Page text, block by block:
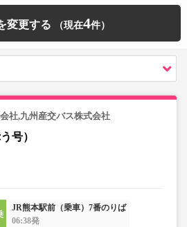
変更する 4
社,九州産交バス株式会社
号）
JR熊本駅前（乗車）7番のりば
06:38発